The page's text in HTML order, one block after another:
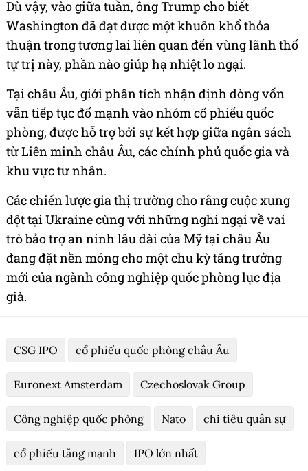
Dù vậy, vào giữa tuần, ông Trump cho biết
Washington đã đạt được một khuôn khổ thỏa
thuận trong tương lai liên quan đến vùng lãnh thổ
tự trị này, phần nào giúp hạ nhiệt lo ngại.
Tại châu Âu, giới phân tích nhận định dòng vốn
vẫn tiếp tục đổ mạnh vào nhóm cổ phiếu quốc
phòng, được hỗ trợ bởi sự kết hợp giữa ngân sách
từ Liên minh châu Âu, các chính phủ quốc gia và
khu vực tư nhân.
Các chiến lược gia thị trường cho rằng cuộc xung
đột tại Ukraine cùng với những nghi ngại về vai
trò bảo trợ an ninh lâu dài của Mỹ tại châu Âu
đang đặt nền móng cho một chu kỳ tăng trưởng
mới của ngành công nghiệp quốc phòng lục địa
già.
CSG IPO cổ phiếu quốc phòng châu Âu
Euronext Amsterdam Czechoslovak Group
Công nghiệp quốc phòng Nato chi tiêu quân sự
cổ phiếu tăng mạnh IPO lớn nhất